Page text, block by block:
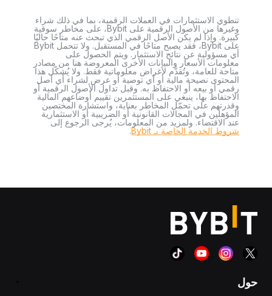
تنطوي الاستثمارات في العملات الرقمية، بما في ذلك شراء
وغيرها من الأصول الرقمية على Bybit، على مخاطر سوقية
كبيرة. وإذا لم يكن الأصل الرقمي الذي تبحث عنه متاحًا حاليًا
على Bybit، فقد يصبح متاحًا في المستقبل. ولا تتحمل Bybit
أي مسؤولية عن نتائج الاستثمار. ويتم الحصول على
معلومات الأسعار والبيانات الأخرى المعروضة هنا من مصادر
متاحة للعامة، وتُقدَّم لأغراض معلوماتية فقط. ولا يُشكّل هذا
المحتوى نصيحة مالية أو أي توصية أو عرض لشراء أي أصل
رقمي أو بيعه أو الاحتفاظ به. وقبل تداول الأصول الرقمية أو
الاحتفاظ بها، ينبغي على المستثمرين تقييم أوضاعهم المالية
وقدرتهم على تحمّل المخاطر بعناية، واستشارة المختصين
المؤهلين في المجالات القانونية أو الضريبية أو الاستثمارية
عند الاقتضاء. ولمزيد من المعلومات، يُرجى الرجوع إلى
شروط الخدمة الخاصة بـ Bybit
.
حول